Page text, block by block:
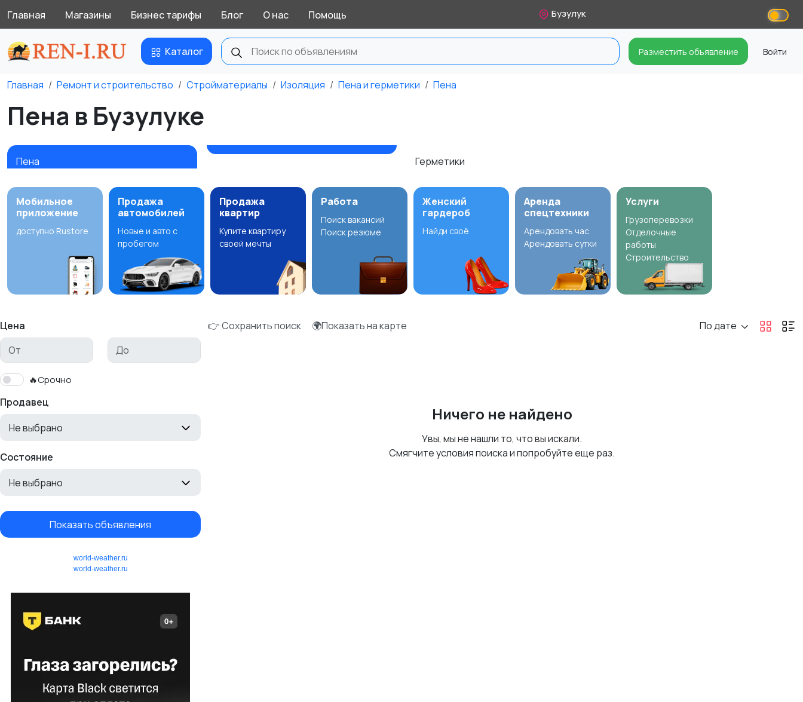
Главная Магазины Бизнес тарифы Блог О нас Помощь Бузулук
Каталог Разместить объявление Войти
Главная Ремонт и строительство Стройматериалы Изоляция Пена и герметики Пена
Пена в Бузулуке
Пена Герметики
Мобильное
приложение
доступно Rustore
Продажа
автомобилей
Новые и авто с
пробегом
Продажа
квартир
Купите квартиру
своей мечты
Работа
Поиск вакансий
Поиск резюме
Женский
гардероб
Найди своё
Аренда
спецтехники
Арендовать час
Арендовать сутки
Услуги
Грузоперевозки
Отделочные
работы
Строительство
Цена
🔥Срочно
Продавец
Не выбрано
Состояние
Не выбрано
Показать объявления
world-weather.ru
world-weather.ru
👉 Сохранить поиск 🌍Показать на карте По дате
Ничего не найдено
Увы, мы не нашли то, что вы искали.
Смягчите условия поиска и попробуйте еще раз.